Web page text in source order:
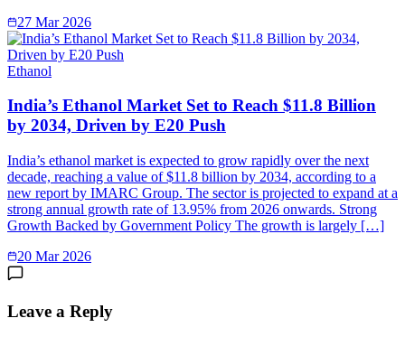
27 Mar 2026
Ethanol
India’s Ethanol Market Set to Reach $11.8 Billion
by 2034, Driven by E20 Push
India’s ethanol market is expected to grow rapidly over the next
decade, reaching a value of $11.8 billion by 2034, according to a
new report by IMARC Group. The sector is projected to expand at a
strong annual growth rate of 13.95% from 2026 onwards. Strong
Growth Backed by Government Policy The growth is largely […]
20 Mar 2026
Leave a Reply